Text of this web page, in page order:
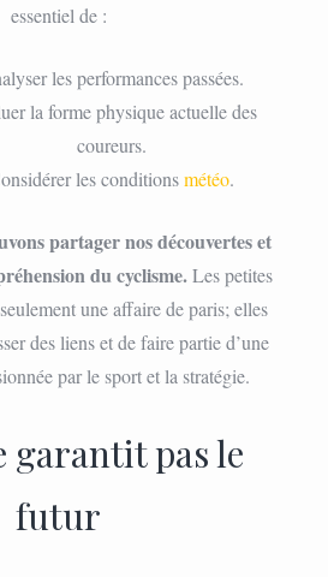
essentiel de :
les performances passées.
la forme physique actuelle des
coureurs.
les conditionsmétéo.
partager nos découvertes et
du cyclisme.Les petites
une affaire de paris; elles
des liens et de faire partie d’une
par le sport et la stratégie.
garantit pas le
futur